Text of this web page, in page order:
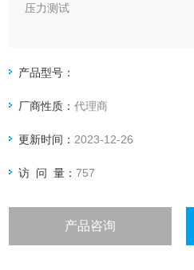
压力测试
产品型号：
厂商性质：代理商
更新时间： 2023-12-26
访 问 量：757
产品咨询